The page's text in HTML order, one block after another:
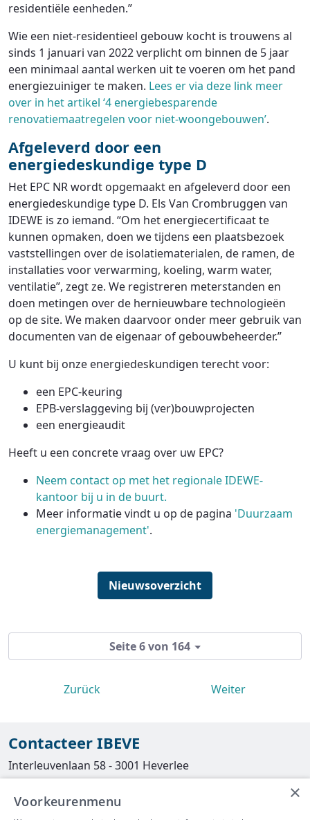
residentiële eenheden.”
Wie een niet-residentieel gebouw kocht is trouwens al
sinds 1 januari van 2022 verplicht om binnen de 5 jaar
een minimaal aantal werken uit te voeren om het pand
energiezuiniger te maken. Lees er via deze link meer
over in het artikel ‘4 energiebesparende
renovatiemaatregelen voor niet-woongebouwen’.
Afgeleverd door een
energiedeskundige type D
Het EPC NR wordt opgemaakt en afgeleverd door een
energiedeskundige type D. Els Van Crombruggen van
IDEWE is zo iemand. “Om het energiecertificaat te
kunnen opmaken, doen we tijdens een plaatsbezoek
vaststellingen over de isolatiematerialen, de ramen, de
installaties voor verwarming, koeling, warm water,
ventilatie”, zegt ze. We registreren meterstanden en
doen metingen over de hernieuwbare technologieën
op de site. We maken daarvoor onder meer gebruik van
documenten van de eigenaar of gebouwbeheerder.”
U kunt bij onze energiedeskundigen terecht voor:
een EPC-keuring
EPB-verslaggeving bij (ver)bouwprojecten
een energieaudit
Heeft u een concrete vraag over uw EPC?
Neem contact op met het regionale IDEWE-
kantoor bij u in de buurt.
Meer informatie vindt u op de pagina 'Duurzaam
energiemanagement'.
Nieuwsoverzicht
Seite 6 von 164
Zurück Weiter
Contacteer IBEVE
Interleuvenlaan 58 - 3001 Heverlee
016/390490
×
Voorkeurenmenu